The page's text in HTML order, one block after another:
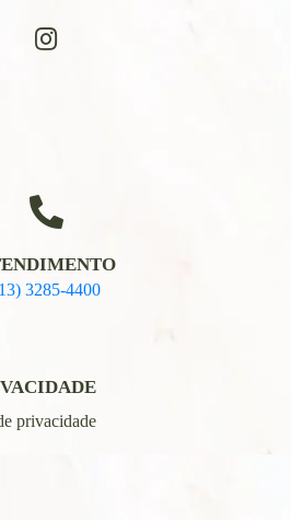
3285-4400
privacidade